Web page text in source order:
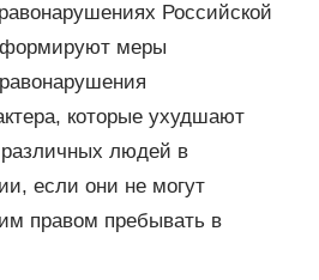
Российской
меры
которые ухудшают
людей в
если они не могут
правом пребывать в